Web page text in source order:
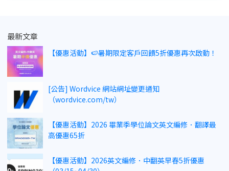
最新文章
【優惠活動】🍉暑期限定客戶回饋5折優惠再次啟動！
[公告] Wordvice 網站網址變更通知
（wordvice.com/tw）
【優惠活動】2026 畢業季學位論文英文編修．翻譯最
高優惠65折
【優惠活動】2026英文編修．中翻英早春5折優惠